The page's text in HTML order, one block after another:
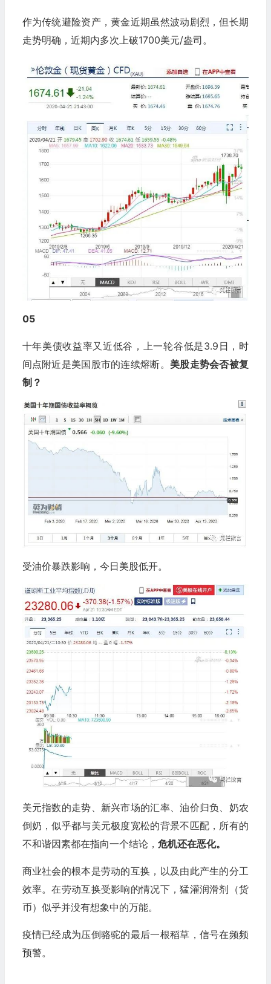
作为传统避险资产，黄金近期虽然波动剧烈，但长期
走势明确，近期内多次上破1700美元/盎司。
05
十年美债收益率又近低谷，上一轮谷低是3.9日，时
间点附近是美国股市的连续熔断。 美股走势会否被复
制？
受油价暴跌影响，今日美股低开。
美元指数的走势、新兴市场的汇率、油价归负、奶农
倒奶，似乎都与美元极度宽松的背景不匹配，所有的
不和谐因素都在指向一个结论， 危机还在恶化。
商业社会的根本是劳动的互换，以及由此产生的分工
效率。在劳动互换受影响的情况下，猛灌润滑剂（货
币）似乎并没有想象中的万能。
疫情已经成为压倒骆驼的最后一根稻草，信号在频频
预警。